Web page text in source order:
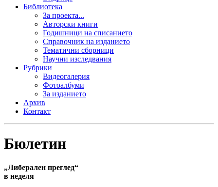
Библиотека
За проекта...
Авторски книги
Годишници на списанието
Справочник на изданието
Тематични сборници
Научни изследвания
Рубрики
Видеогалерия
Фотоалбуми
За изданието
Архив
Контакт
Бюлетин
„Либерален преглед“
в неделя